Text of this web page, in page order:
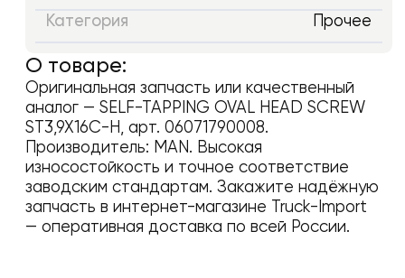
Категория Прочее
О товаре:
Оригинальная запчасть или качественный
аналог — SELF-TAPPING OVAL HEAD SCREW
ST3,9X16C-H, арт. 06071790008.
Производитель: MAN. Высокая
износостойкость и точное соответствие
заводским стандартам. Закажите надёжную
запчасть в интернет-магазине Truck-Import
— оперативная доставка по всей России.